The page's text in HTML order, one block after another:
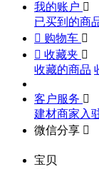
我的账户 
已买到的商
 购物车 
 收藏夹 
收藏的商品
客户服务 
建材商家入
微信分享 
宝贝